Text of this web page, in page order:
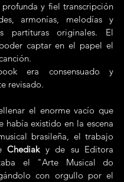
y fiel transcripción
armonías, melodías y
partituras originales. El
captar en el papel el
era consensuado y
revisado.
el enorme vacío que
había existido en la escena
brasileña, el trabajo
Chediak y de su Editora
el "Arte Musical do
con orgullo por el